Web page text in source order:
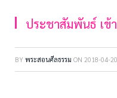
ประชาสัมพันธ์ เข้
BY พระสอนศีลธรรม ON 2018-04-20